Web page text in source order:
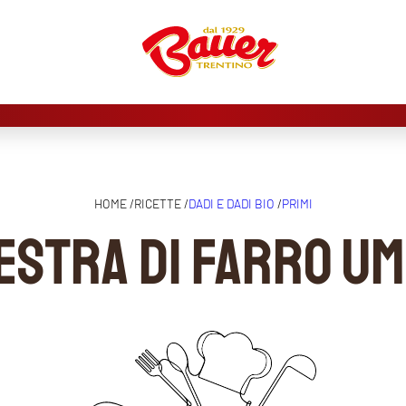
HOME /RICETTE /DADI E DADI BIO /PRIMI
di farro